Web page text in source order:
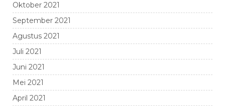
Oktober 2021
September 2021
Agustus 2021
Juli 2021
Juni 2021
Mei 2021
April 2021